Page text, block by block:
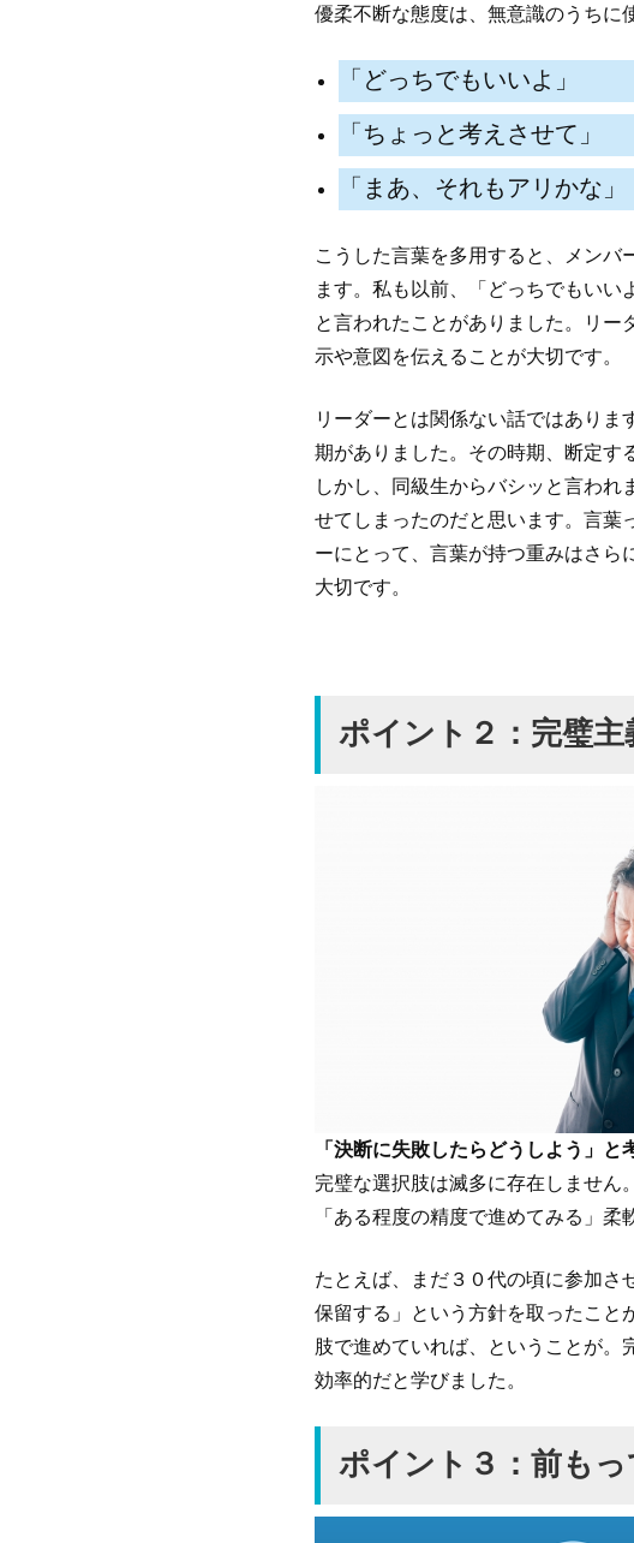
優柔不断な態度は、無意識のうちに
「どっちでもいいよ」
「ちょっと考えさせて」
「まあ、それもアリかな」
こうした言葉を多用すると、メンバ
ます。私も以前、「どっちでもいい
と言われたことがありました。リー
示や意図を伝えることが大切です。
リーダーとは関係ない話ではあり
期がありました。その時期、断定す
しかし、同級生からバシッと言われ
せてしまったのだと思います。言葉
ーにとって、言葉が持つ重みはさら
大切です。
ポイント２：完璧
「決断に失敗したらどうしよう」
完璧な選択肢は滅多に存在しません
「ある程度の精度で進めてみる」
たとえば、まだ３０代の頃に参加さ
保留する」という方針を取ったこと
肢で進めていれば、ということが。
効率的だと学びました。
ポイント３：前もっ